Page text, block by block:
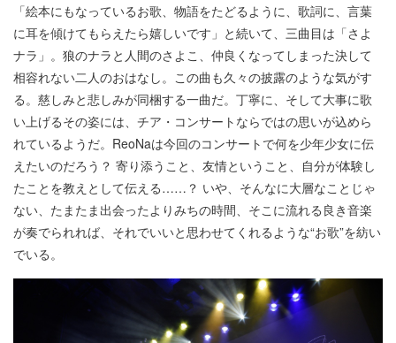
「絵本にもなっているお歌、物語をたどるように、歌詞に、言葉
に耳を傾けてもらえたら嬉しいです」と続いて、三曲目は「さよ
ナラ」。狼のナラと人間のさよこ、仲良くなってしまった決して
相容れない二人のおはなし。この曲も久々の披露のような気がす
る。慈しみと悲しみが同梱する一曲だ。丁寧に、そして大事に歌
い上げるその姿には、チア・コンサートならではの思いが込めら
れているようだ。ReoNaは今回のコンサートで何を少年少女に伝
えたいのだろう？ 寄り添うこと、友情ということ、自分が体験し
たことを教えとして伝える……？ いや、そんなに大層なことじゃ
ない、たまたま出会ったよりみちの時間、そこに流れる良き音楽
が奏でられれば、それでいいと思わせてくれるような“お歌”を紡い
でいる。